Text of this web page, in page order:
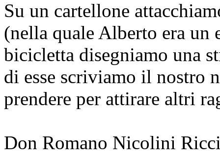
Su un cartellone
(nella quale Alberto era un
bicicletta disegniamo una
di esse scriviamo il nostro
prendere per attirare altri
Don Romano Nicolini